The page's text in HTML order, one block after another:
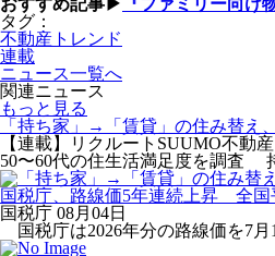
おすすめ記事▶
『ファミリー向け
タグ：
不動産トレンド
連載
ニュース一覧へ
関連ニュース
もっと見る
「持ち家」→「賃貸」の住み替え
【連載】リクルートSUUMO不動
50〜60代の住生活満足度を調査
国税庁、路線価5年連続上昇 全国
国税庁 08月04日
国税庁は2026年分の路線価を7